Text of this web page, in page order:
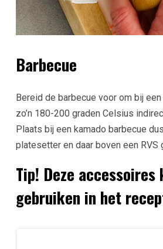
Barbecue
Bereid de barbecue voor om bij
zo’n 180-200 graden Celsius
Plaats bij een kamado barbecue
platesetter en daar boven een RVS
Tip! Deze accessoires
gebruiken in het